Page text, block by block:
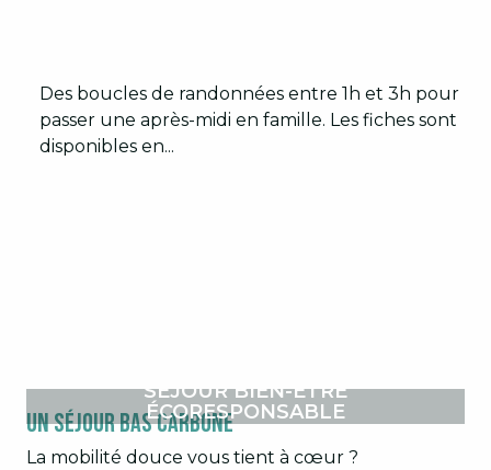
Des boucles de randonnées entre 1h et 3h pour
passer une après-midi en famille. Les fiches sont
disponibles en...
SÉJOUR BIEN-ÊTRE
ÉCORESPONSABLE
Un séjour bas carbone
La mobilité douce vous tient à cœur ?